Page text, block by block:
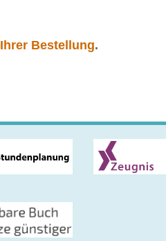
Ihrer Bestellung.